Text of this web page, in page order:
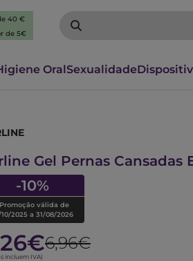
40 €
de 5€
OralSexualidade
Gel Pernas Cansadas
-10%
válida de
10/2025 a 31/08/2026
6,96€
incluem IVA)